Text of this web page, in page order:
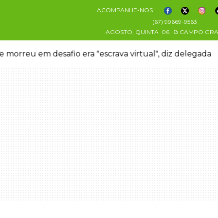
ACOMPANHE-NOS
(67) 99669-9563
AGOSTO, QUINTA 06 CAMPO
morreu em desafio era "escrava virtual", diz delegada